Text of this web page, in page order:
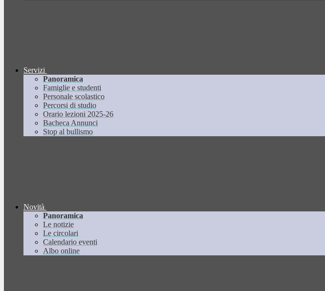
Servizi
Panoramica
Famiglie e studenti
Personale scolastico
Percorsi di studio
Orario lezioni 2025-26
Bacheca Annunci
Stop al bullismo
Novità
Panoramica
Le notizie
Le circolari
Calendario eventi
Albo online